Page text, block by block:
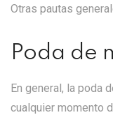
Otras pautas
Poda de
En general, la poda
cualquier momento